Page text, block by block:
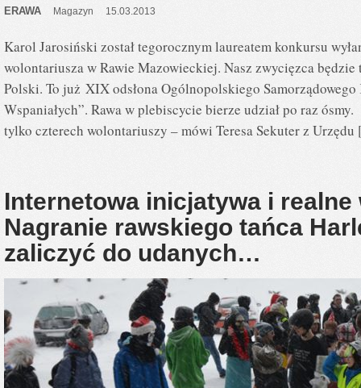
ERAWA Magazyn 15.03.2013
Karol Jarosiński został tegorocznym laureatem konkursu
wolontariusza w Rawie Mazowieckiej. Nasz zwycięzca będzie
Polski. To już XIX odsłona Ogólnopolskiego
Wspaniałych”. Rawa w plebiscycie bierze udział po raz
tylko czterech wolontariuszy – mówi Teresa Sekuter z
Internetowa inicjatywa i realne
Nagranie rawskiego tańca
zaliczyć do udanych…